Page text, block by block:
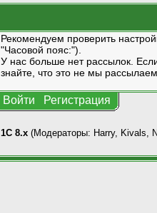
Рекомендуем проверить
"Часовой пояс:").
У нас больше нет рассылок.
знайте, что это не мы рассылаем.
Войти Регистрация
1С 8.x (Модераторы: Harry, Kivals